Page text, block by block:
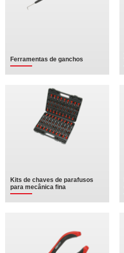
Ferramentas de ganchos
Kits de chaves de parafusos
para mecânica fina